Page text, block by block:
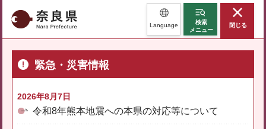
奈良県 Language
検索
メニュー
閉じる
緊急・災害情報
2026年8月7日
令和8年熊本地震への本県の対応等について